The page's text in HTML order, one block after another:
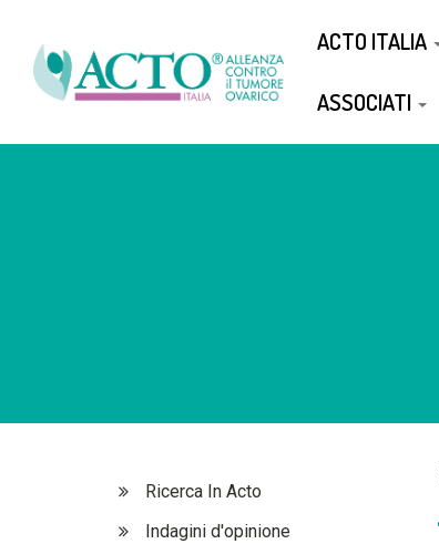
ACTO ITALIA
ASSOCIATI
Ricerca In Acto
Indagini d'opinione